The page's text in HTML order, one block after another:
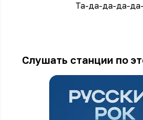
Та-да-да-да-
Слушать станции по